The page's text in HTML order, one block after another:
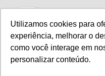
Utilizamos cookies para
experiência, melhorar o
como você interage em
personalizar conteúdo.